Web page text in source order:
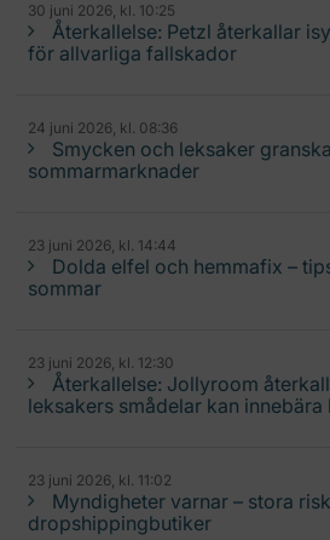
30 juni 2026, kl. 10:25
Återkallelse: Petzl återkallar
för allvarliga fallskador
24 juni 2026, kl. 08:36
Smycken och leksaker
sommarmarknader
23 juni 2026, kl. 14:44
Dolda elfel och hemmafix –
sommar
23 juni 2026, kl. 12:30
Återkallelse: Jollyroom
leksakers smådelar kan
23 juni 2026, kl. 11:02
Myndigheter varnar – stora
dropshippingbutiker